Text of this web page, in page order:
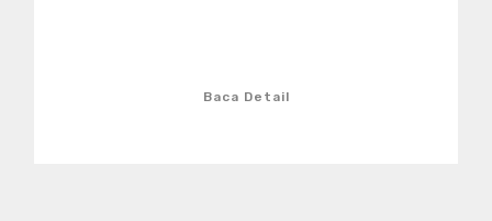
Baca Detail